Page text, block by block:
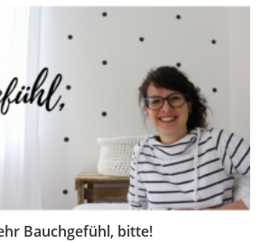
Bauchgefühl, bitte!